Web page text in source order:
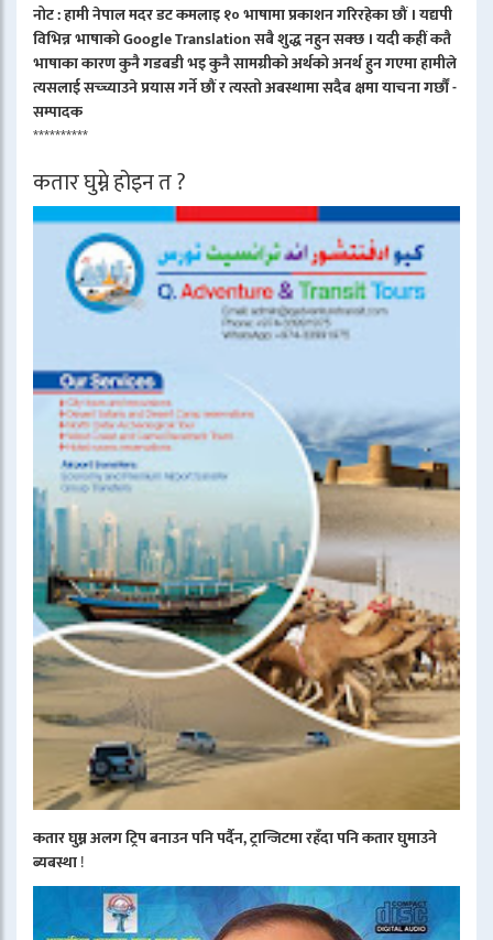
नोट : हामी नेपाल मदर डट कमलाइ १० भाषामा प्रकाशन गरिरहेका छौं । यद्यपी
विभिन्न भाषाको Google Translation सबै शुद्ध नहुन सक्छ । यदी कहीं कतै
भाषाका कारण कुनै गडबडी भइ कुनै सामग्रीको अर्थको अनर्थ हुन गएमा हामीले
त्यसलाई सच्च्याउने प्रयास गर्ने छौं र त्यस्तो अबस्थामा सदैब क्षमा याचना गर्छौं -
सम्पादक
**********
कतार घुम्ने होइन त ?
कतार घुम्न अलग ट्रिप बनाउन पनि पर्दैन, ट्रान्जिटमा रहँदा पनि कतार घुमाउने
ब्यबस्था!